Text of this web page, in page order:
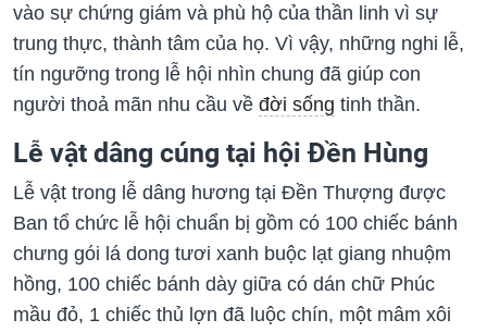
vào sự chứng giám và phù hộ của thần linh vì sự
trung thực, thành tâm của họ. Vì vậy, những nghi lễ,
tín ngưỡng trong lễ hội nhìn chung đã giúp con
người thoả mãn nhu cầu về đời sống tinh thần.
Lễ vật dâng cúng tại hội Đền Hùng
Lễ vật trong lễ dâng hương tại Đền Thượng được
Ban tổ chức lễ hội chuẩn bị gồm có 100 chiếc bánh
chưng gói lá dong tươi xanh buộc lạt giang nhuộm
hồng, 100 chiếc bánh dày giữa có dán chữ Phúc
mầu đỏ, 1 chiếc thủ lợn đã luộc chín, một mâm xôi